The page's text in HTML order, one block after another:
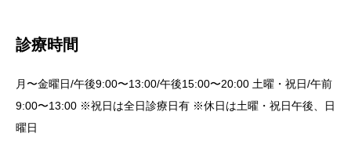
診療時間
月〜金曜日/午後9:00〜13:00/午後15:00〜20:00 土曜・祝日/午前
9:00〜13:00 ※祝日は全日診療日有 ※休日は土曜・祝日午後、日
曜日